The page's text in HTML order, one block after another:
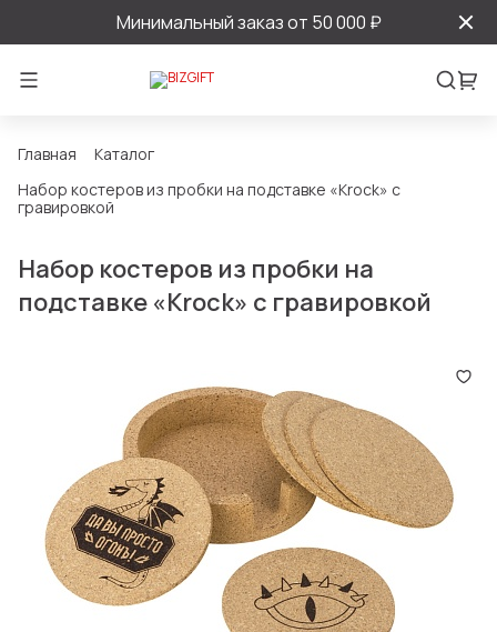
Минимальный заказ от 50 000 ₽
Главная
Каталог
Набор костеров из пробки на подставке «Krock» с
гравировкой
Набор костеров из пробки на
подставке «Krock» с гравировкой